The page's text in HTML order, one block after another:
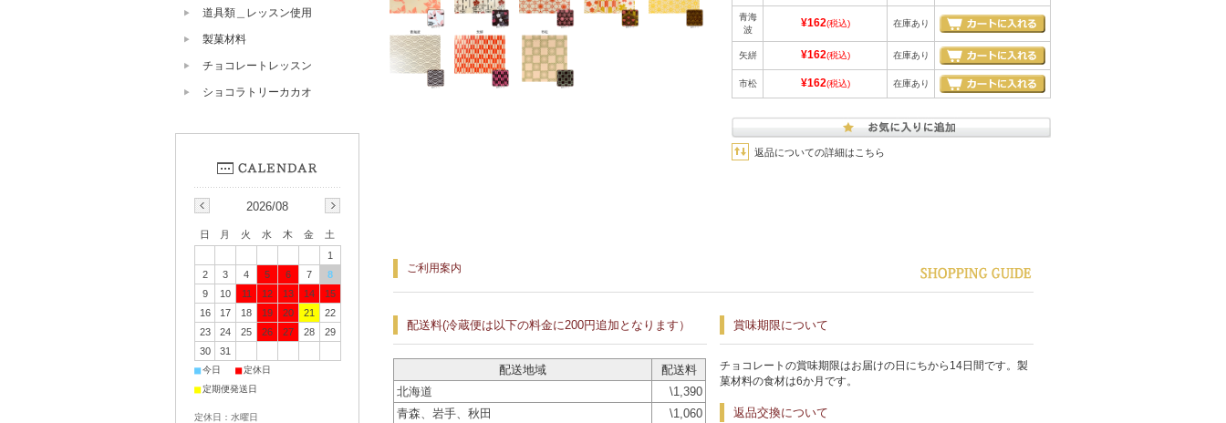
青海
波
¥162(税込) 在庫あり
矢絣 ¥162(税込) 在庫あり
市松 ¥162(税込) 在庫あり
返品についての詳細はこちら
ご利用案内
配送料(冷蔵便は以下の料金に200円追加となります）
配送地域
配送料
北海道
\1,390
青森、岩手、秋田
\1,060
賞味期限について
チョコレートの賞味期限はお届けの日にちから14日間です。製
菓材料の食材は6か月です。
返品交換について
道具類＿レッスン使用
製菓材料
チョコレートレッスン
ショコラトリーカカオ
2026/08
日 月 火 水 木 金
土
1
2
3 4 5 6 7
8
9
10 11 12 13 14
15
16
17 18 19 20 21
22
23
24 25 26 27 28
29
30
31
■今日 ■定休日
■定期便発送日
定休日：水曜日